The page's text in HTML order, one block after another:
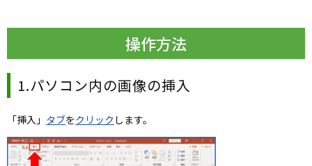
操作方法
1.パソコン内の画像の挿入
「挿入」 タブをクリック します。